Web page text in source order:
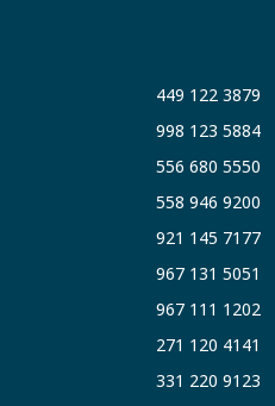
449 122 3879
998 123 5884
556 680 5550
558 946 9200
921 145 7177
967 131 5051
967 111 1202
271 120 4141
331 220 9123